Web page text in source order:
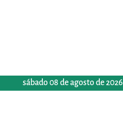
sábado 08 de agosto de 2026